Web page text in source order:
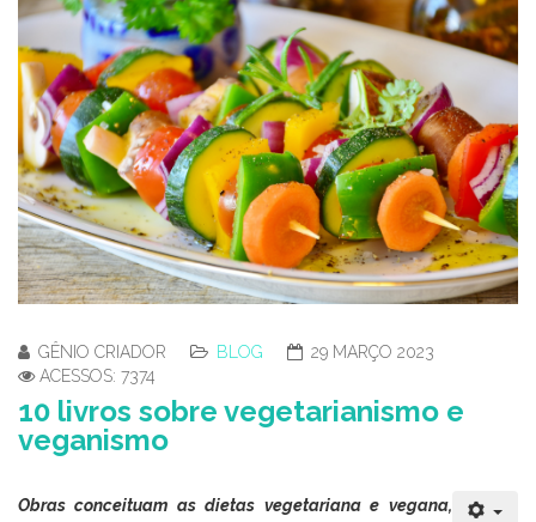
GÊNIO CRIADOR BLOG
29 MARÇO 2023
ACESSOS: 7374
10 livros sobre vegetarianismo e
veganismo
Obras conceituam as dietas vegetariana e vegana,